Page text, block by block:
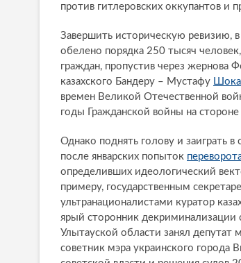
против гитлеровских оккупантов и
Завершить историческую ревизию,
обелено порядка 250 тысяч
граждан, пропустив через жернова
казахского Бандеру – Мустафу
времен Великой Отечественной
годы Гражданской войны на
Однако поднять голову и заиграть
после январских попыток
определивших идеологический
примеру, государственным
ультранационалистами куратор
ярый сторонник декриминализации
Улытауской области занял депутат
советник мэра украинского